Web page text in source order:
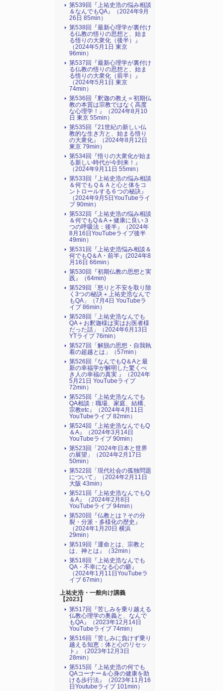
第539回『上祐史浩の悩み相談
＆なんでもQA』（2024年9月
26日 85min）
第538回『最新心理学が裏付け
る仏教の悟りの思想と、始ま
る悟りの大衆化（後半）』
（2024年5月1日 東京
96min）
第537回『最新心理学が裏付け
る仏教の悟りの思想と、始ま
る悟りの大衆化（前半）』
（2024年5月1日 東京
74min）
第536回『釈迦の教え＝初期仏
教の本質は宗教ではなく高度
な心理学！』（2024年8月10
日 東京 55min）
第535回『21世紀の新しい仏
教的な生き方と、始まる悟り
の大衆化』（2024年8月12日
東京 79min）
第534回『悟りの大衆化が始ま
る新しい時代が今到来！』
（2024年9月11日 55min）
第533回『上祐史浩の悩み相談
＆何でもＱ＆Ａと心と体をコ
ントロールする６つの秘訣』
（2024年9月5日YouTubeライ
ブ 90min）
第532回『上祐史浩の悩み相談
＆何でもQ＆A＋健康に良い３
つの呼吸法：後半』（2024年
8月16日YouTubeライブ後半
49min）
第531回『上祐史浩悩み相談＆
何でもQ＆A・前半』(2024年8
月16日 66min）
第530回『初期仏教の思想と実
践』（64min)
第529回「怒りと不安を取り除
く3つの秘訣＋上祐史浩なんで
もQA」（7月4日 YouTubeラ
イブ 86min）
第528回「上祐史浩なんでも
QA＋お釈迦様は実はお医者様
だった話」（2024年6月13日
YTライブ 76min）
第527回「解脱の思想・自我執
着の超越とは」（57min）
第526回『なんでもQ＆Aと最
新の幸福学が解明した驚くべ
き人の幸福の真実 』（2024年
5月21日 YouTubeライブ
72min）
第525回『上祐史浩なんでも
QA相談：職場、家庭、結構、
宗教etc』（2024年4月11日
YouTubeライブ 82min）
第524回『上祐史浩なんでもQ
＆A』（2024年3月14日
YouTubeライブ 90min）
第523回「2024年日本と世界
の展望」（2024年2月17日
50min）
第522回「現代社会の孤独問題
について」（2024年2月11日
大阪 43min）
第521回『上祐史浩なんでもQ
＆A』（2024年2月8日
YouTubeライブ 94min）
第520回『仏教とは？その分
裂・分派・多様化の歴史』
（2024年1月20日 横浜
29min）
第519回『運命とは、宗教と
は、神とは』（32min）
第518回『上祐史浩なんでも
QA・不幸になる心の癖』
（2024年1月11日YouTubeラ
イブ 67min）
上祐史浩・一般向け講義
【2023】
第517回『苦しみを乗り越える
仏教心理学の奥義と、なんで
もQA』（2023年12月14日
YouTubeライブ 74min）
第516回『苦しみに負けず乗り
越える知恵：体と心のリセッ
ト』（2023年12月3日
28min）
第515回『上祐史浩の何でも
QAコーナー＆心身の健康を助
ける歩行法』（2023年11月16
日Youtubeライブ 101min）